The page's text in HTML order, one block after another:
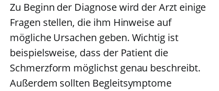
Zu Beginn der Diagnose wird der Arzt einige
Fragen stellen, die ihm Hinweise auf
mögliche Ursachen geben. Wichtig ist
beispielsweise, dass der Patient die
Schmerzform möglichst genau beschreibt.
Außerdem sollten Begleitsymptome